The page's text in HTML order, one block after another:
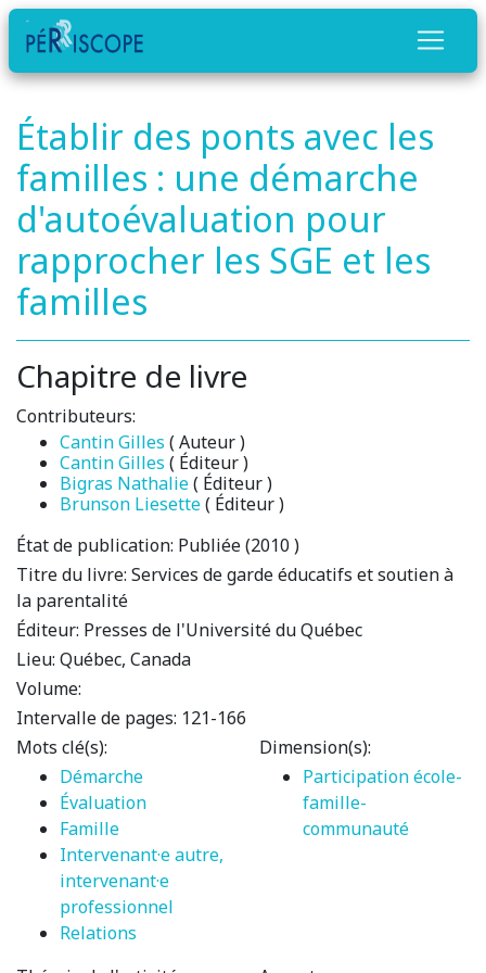
Établir des ponts avec les
familles : une démarche
d'autoévaluation pour
rapprocher les SGE et les
familles
Chapitre de livre
Contributeurs:
Cantin Gilles ( Auteur )
Cantin Gilles ( Éditeur )
Bigras Nathalie( Éditeur )
Brunson Liesette( Éditeur )
État de publication: Publiée (2010 )
Titre du livre: Services de garde éducatifs et soutien à
la parentalité
Éditeur: Presses de l'Université du Québec
Lieu: Québec, Canada
Volume:
Intervalle de pages: 121-166
Mots clé(s):
Démarche
Évaluation
Famille
Intervenant·e autre,
intervenant·e
professionnel
Relations
Dimension(s):
Participation école-
famille-
communauté